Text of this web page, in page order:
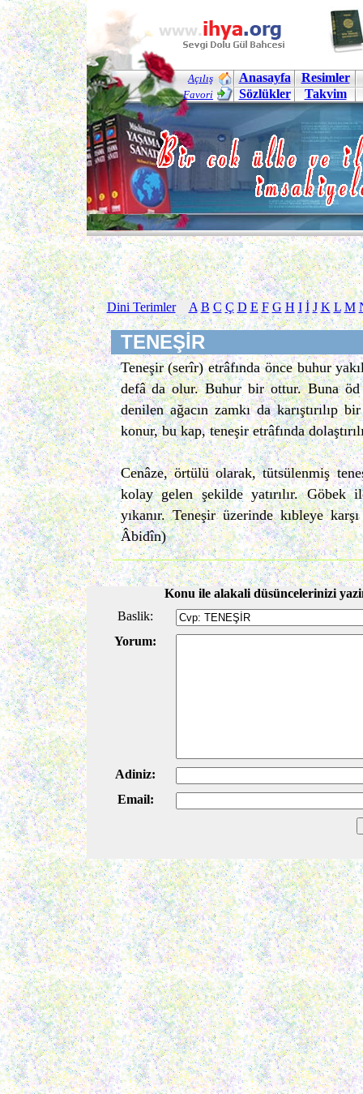
Açılış
Favori
Anasayfa
Resimler
Sözlükler
Takvim
Dini Terimler A B C Ç D E F G H I İ J K L M
TENEŞİR
Teneşir (serîr) etrâfında önce buhur
defâ da olur. Buhur bir ottur. Buna öd
denilen ağacın zamkı da karıştırılıp
konur, bu kap, teneşir etrâfında
Cenâze, örtülü olarak, tütsülenmiş
kolay gelen şekilde yatırılır. Göbek
yıkanır. Teneşir üzerinde kıbleye
Âbidîn)
Konu ile alakali düsüncelerinizi
Baslik:
Yorum:
Adiniz:
Email: